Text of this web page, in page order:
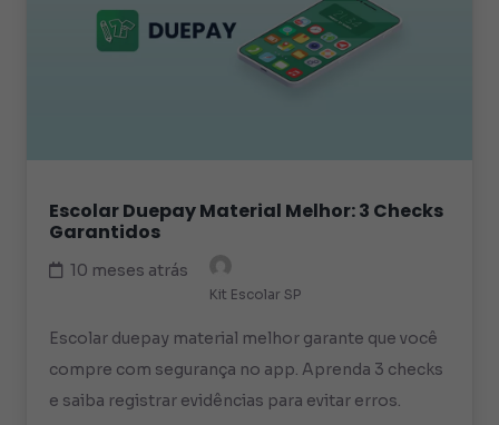
Escolar Duepay Material Melhor: 3 Checks
Garantidos
10 meses atrás
Kit Escolar SP
Escolar duepay material melhor garante que você
compre com segurança no app. Aprenda 3 checks
e saiba registrar evidências para evitar erros.